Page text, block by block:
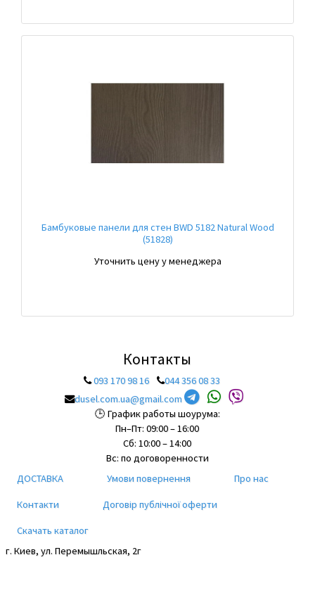
Бамбуковые панели для стен BWD 5182 Natural Wood
(51828)
Уточнить цену у менеджера
Контакты
093 170 98 16
044 356 08 33
dusel.com.ua@gmail.com
🕒 График работы шоурума:
Пн–Пт: 09:00 – 16:00
Сб: 10:00 – 14:00
Вс: по договоренности
ДОСТАВКА
Умови повернення Про нас
Контакти Договір публічної оферти
Скачать каталог
г. Киев, ул. Перемышльская, 2г